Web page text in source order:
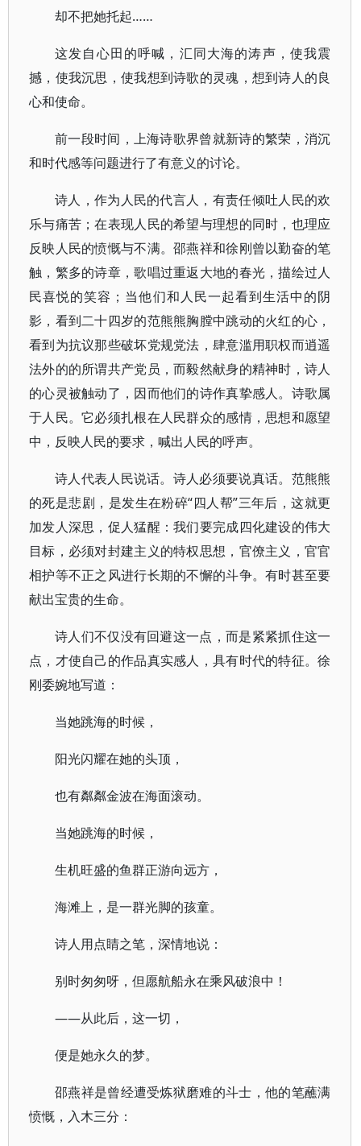
却不把她托起……
这发自心田的呼喊，汇同大海的涛声，使我震
撼，使我沉思，使我想到诗歌的灵魂，想到诗人的良
心和使命。
前一段时间，上海诗歌界曾就新诗的繁荣，消沉
和时代感等问题进行了有意义的讨论。
诗人，作为人民的代言人，有责任倾吐人民的欢
乐与痛苦；在表现人民的希望与理想的同时，也理应
反映人民的愤慨与不满。邵燕祥和徐刚曾以勤奋的笔
触，繁多的诗章，歌唱过重返大地的春光，描绘过人
民喜悦的笑容；当他们和人民一起看到生活中的阴
影，看到二十四岁的范熊熊胸膛中跳动的火红的心，
看到为抗议那些破坏党规党法，肆意滥用职权而逍遥
法外的的所谓共产党员，而毅然献身的精神时，诗人
的心灵被触动了，因而他们的诗作真挚感人。诗歌属
于人民。它必须扎根在人民群众的感情，思想和愿望
中，反映人民的要求，喊出人民的呼声。
诗人代表人民说话。诗人必须要说真话。范熊熊
的死是悲剧，是发生在粉碎“四人帮”三年后，这就更
加发人深思，促人猛醒：我们要完成四化建设的伟大
目标，必须对封建主义的特权思想，官僚主义，官官
相护等不正之风进行长期的不懈的斗争。有时甚至要
献出宝贵的生命。
诗人们不仅没有回避这一点，而是紧紧抓住这一
点，才使自己的作品真实感人，具有时代的特征。徐
刚委婉地写道：
当她跳海的时候，
阳光闪耀在她的头顶，
也有粼粼金波在海面滚动。
当她跳海的时候，
生机旺盛的鱼群正游向远方，
海滩上，是一群光脚的孩童。
诗人用点睛之笔，深情地说：
别时匆匆呀，但愿航船永在乘风破浪中！
——从此后，这一切，
便是她永久的梦。
邵燕祥是曾经遭受炼狱磨难的斗士，他的笔蘸满
愤慨，入木三分：